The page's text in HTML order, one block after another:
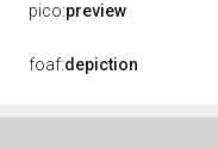
pico:preview
foaf:depiction